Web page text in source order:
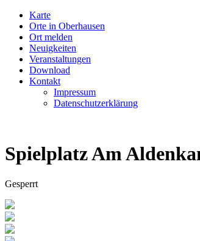
Karte
Orte in Oberhausen
Ort melden
Neuigkeiten
Veranstaltungen
Download
Kontakt
Impressum
Datenschutzerklärung
Spielplatz Am
Gesperrt